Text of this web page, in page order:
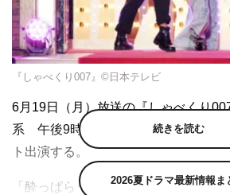
『しゃべくり007』©日本テレビ
6月19日（月）放送の『しゃべくり
系 午後9時～9時54分）に、高橋大
ト出演する。
「酔っぱらうとクラブとかでずっと
続きを読む
2026夏ドラマ最新情報ま